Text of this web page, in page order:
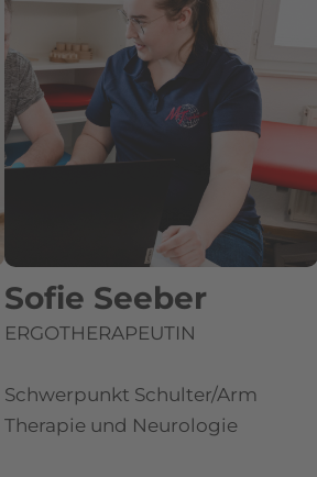
Sofie Seeber
ERGOTHERAPEUTIN
Schwerpunkt Schulter/Arm
Therapie und Neurologie